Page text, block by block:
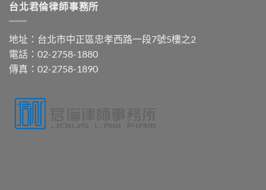
台北君倫律師事務所
地址：台北市中正區忠孝西路一段7號5樓之2
電話：02-2758-1880
傳真：02-2758-1890